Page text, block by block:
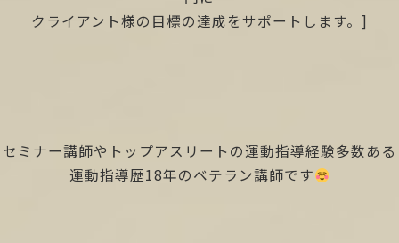
クライアント様の目標の達成をサポートします。]
セミナー講師やトップアスリートの運動指導経験多数ある
運動指導歴18年のベテラン講師です